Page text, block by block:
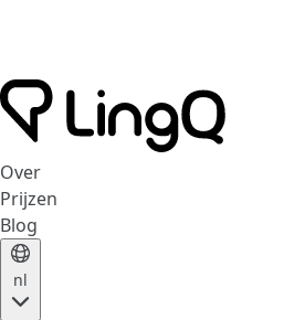
Over
Prijzen
Blog
nl